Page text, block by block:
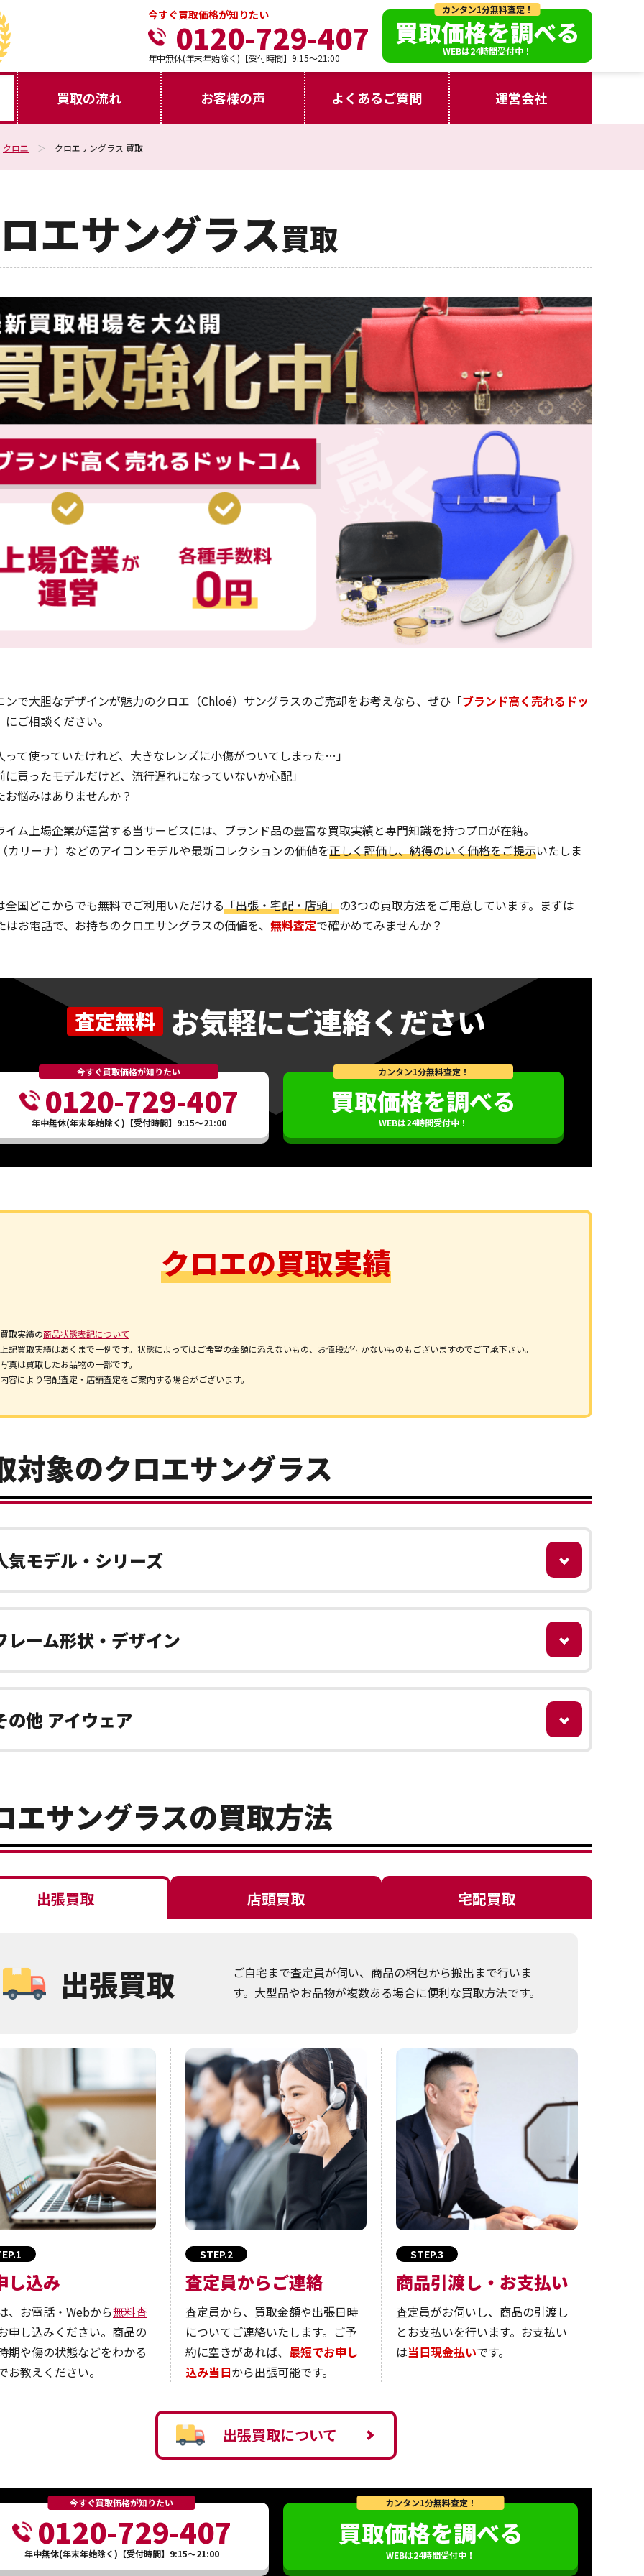
今すぐ買取価格が知りたい
0120-729-407
年中無休(年末年始除く)【受付時間】9:15～21:00
カンタン1分無料査定！
買取価格を調べる
WEBは24時間受付中！
買取の流れ お客様の声 よくあるご質問 運営会社
クロエ クロエサングラス 買取
エサングラス買取
ンで大胆なデザインが魅力のクロエ（Chloé）サングラスのご売却をお考えなら、ぜひ「ブランド高く売れるドッ
にご相談ください。
って使っていたけれど、大きなレンズに小傷がついてしまった…」
に買ったモデルだけど、流行遅れになっていないか心配」
お悩みはありませんか？
イム上場企業が運営する当サービスには、ブランド品の豊富な買取実績と専門知識を持つプロが在籍。
カリーナ）などのアイコンモデルや最新コレクションの価値を正しく評価し、納得のいく価格をご提示いたしま
全国どこからでも無料でご利用いただける「出張・宅配・店頭」の3つの買取方法をご用意しています。まずは
はお電話で、お持ちのクロエサングラスの価値を、 無料査定で確かめてみませんか？
査定無料 お気軽にご連絡ください
今すぐ買取価格が知りたい
0120-729-407
年中無休(年末年始除く)【受付時間】9:15～21:00
カンタン1分無料査定！
買取価格を調べる
WEBは24時間受付中！
クロエの買取実績
取実績の商品状態表記について
記買取実績はあくまで一例です。状態によってはご希望の金額に添えないもの、お値段が付かないものもございますのでご了承下さい。
真は買取したお品物の一部です。
容により宅配査定・店舗査定をご案内する場合がございます。
対象のクロエサングラス
気モデル・シリーズ
レーム形状・デザイン
の他 アイウェア
エサングラスの買取方法
出張買取 店頭買取 宅配買取
出張買取
ご自宅まで査定員が伺い、商品の梱包から搬出まで行いま
す。大型品やお品物が複数ある場合に便利な買取方法です。
し込み
、お電話・Webから無料査
申し込みください。商品の
期や傷の状態などをわかる
お教えください。
STEP.2
査定員からご連絡
査定員から、買取金額や出張日時
についてご連絡いたします。ご予
約に空きがあれば、 最短でお申し
込み当日から出張可能です。
STEP.3
商品引渡し・お支払い
査定員がお伺いし、商品の引渡し
とお支払いを行います。お支払い
は当日現金払いです。
出張買取について
今すぐ買取価格が知りたい
0120-729-407
年中無休(年末年始除く)【受付時間】9:15～21:00
カンタン1分無料査定！
買取価格を調べる
WEBは24時間受付中！